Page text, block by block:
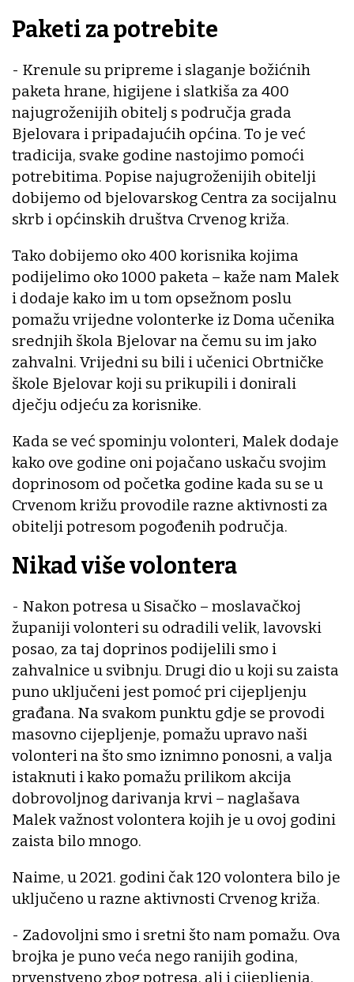
Paketi za potrebite
- Krenule su pripreme i slaganje božićnih
paketa hrane, higijene i slatkiša za 400
najugroženijih obitelj s područja grada
Bjelovara i pripadajućih općina. To je već
tradicija, svake godine nastojimo pomoći
potrebitima. Popise najugroženijih obitelji
dobijemo od bjelovarskog Centra za socijalnu
skrb i općinskih društva Crvenog križa.
Tako dobijemo oko 400 korisnika kojima
podijelimo oko 1000 paketa – kaže nam Malek
i dodaje kako im u tom opsežnom poslu
pomažu vrijedne volonterke iz Doma učenika
srednjih škola Bjelovar na čemu su im jako
zahvalni. Vrijedni su bili i učenici Obrtničke
škole Bjelovar koji su prikupili i donirali
dječju odjeću za korisnike.
Kada se već spominju volonteri, Malek dodaje
kako ove godine oni pojačano uskaču svojim
doprinosom od početka godine kada su se u
Crvenom križu provodile razne aktivnosti za
obitelji potresom pogođenih područja.
Nikad više volontera
- Nakon potresa u Sisačko – moslavačkoj
županiji volonteri su odradili velik, lavovski
posao, za taj doprinos podijelili smo i
zahvalnice u svibnju. Drugi dio u koji su zaista
puno uključeni jest pomoć pri cijepljenju
građana. Na svakom punktu gdje se provodi
masovno cijepljenje, pomažu upravo naši
volonteri na što smo iznimno ponosni, a valja
istaknuti i kako pomažu prilikom akcija
dobrovoljnog darivanja krvi – naglašava
Malek važnost volontera kojih je u ovoj godini
zaista bilo mnogo.
Naime, u 2021. godini čak 120 volontera bilo je
uključeno u razne aktivnosti Crvenog križa.
- Zadovoljni smo i sretni što nam pomažu. Ova
brojka je puno veća nego ranijih godina,
prvenstveno zbog potresa, ali i cijepljenja.